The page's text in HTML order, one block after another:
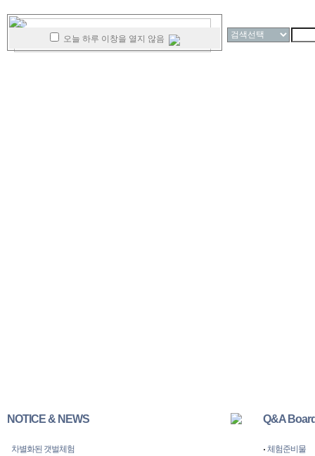
오늘 하루 이창을 열지 않음
NOTICE & NEWS
차별화된 갯벌체험
Q&A
체험준비물